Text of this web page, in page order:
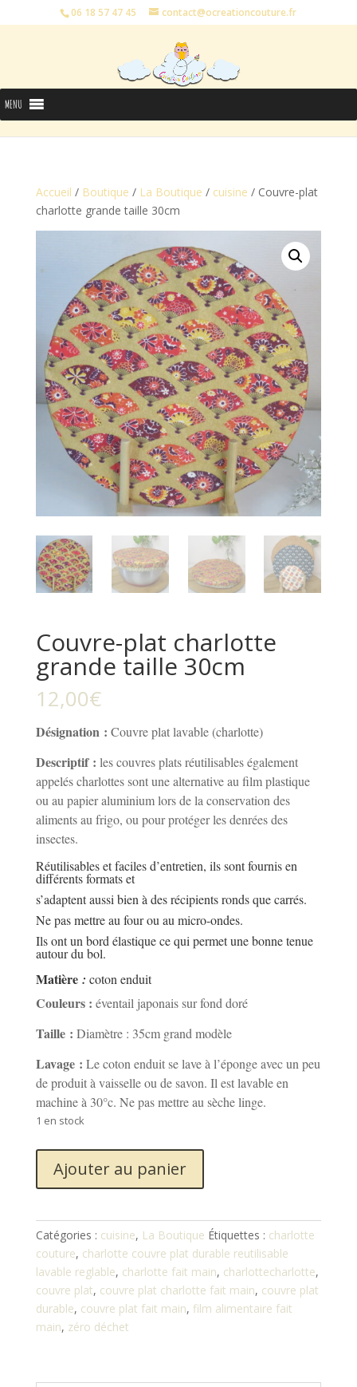
06 18 57 47 45 contact@ocreationcouture.fr
MENU
Accueil / Boutique / La Boutique / cuisine / Couvre-plat
charlotte grande taille 30cm
Couvre-plat charlotte
grande taille 30cm
12,00€
Désignation : Couvre plat lavable (charlotte)
Descriptif : les couvres plats réutilisables également
appelés charlottes sont une alternative au film plastique
ou au papier aluminium lors de la conservation des
aliments au frigo, ou pour protéger les denrées des
insectes.
Réutilisables et faciles d’entretien, ils sont fournis en
différents formats et
s’adaptent aussi bien à des récipients ronds que carrés.
Ne pas mettre au four ou au micro-ondes.
Ils ont un bord élastique ce qui permet une bonne tenue
autour du bol.
Matière : coton enduit
Couleurs : éventail japonais sur fond doré
Taille : Diamètre : 35cm grand modèle
Lavage : Le coton enduit se lave à l’éponge avec un peu
de produit à vaisselle ou de savon. Il est lavable en
machine à 30°c. Ne pas mettre au sèche linge.
1 en stock
Couvre-
charlotte
grande
taille
30cm
Ajouter au panier
Catégories : cuisine, La Boutique Étiquettes : charlotte
couture, charlotte couvre plat durable reutilisable
lavable reglable, charlotte fait main, charlottecharlotte,
couvre plat, couvre plat charlotte fait main, couvre plat
durable, couvre plat fait main, film alimentaire fait
main, zéro déchet